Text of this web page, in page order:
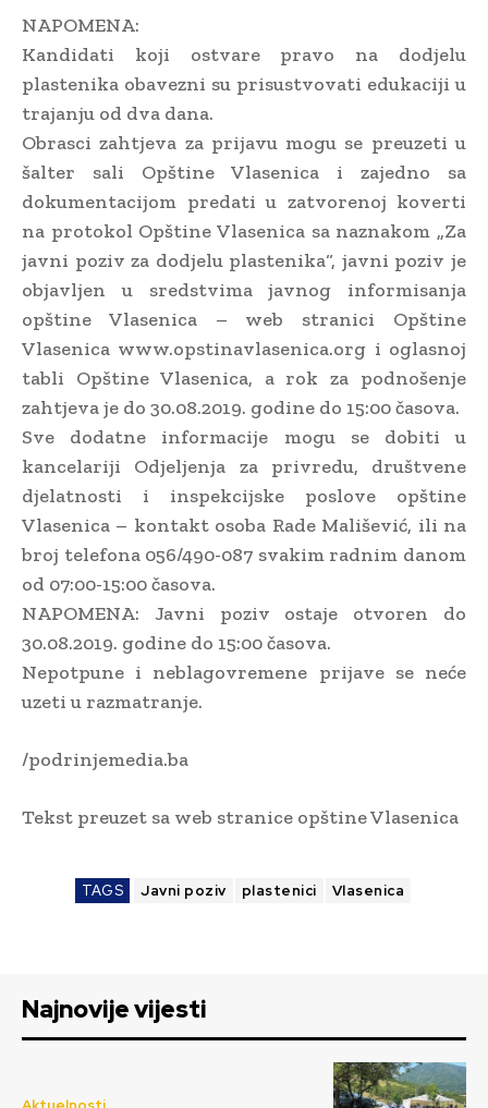
NAPOMENA:
Kandidati koji ostvare pravo na dodjelu
plastenika obavezni su prisustvovati edukaciji u
trajanju od dva dana.
Obrasci zahtjeva za prijavu mogu se preuzeti u
šalter sali Opštine Vlasenica i zajedno sa
dokumentacijom predati u zatvorenoj koverti
na protokol Opštine Vlasenica sa naznakom „Za
javni poziv za dodjelu plastenika“, javni poziv je
objavljen u sredstvima javnog informisanja
opštine Vlasenica – web stranici Opštine
Vlasenica www.opstinavlasenica.org i oglasnoj
tabli Opštine Vlasenica, a rok za podnošenje
zahtjeva je do 30.08.2019. godine do 15:00 časova.
Sve dodatne informacije mogu se dobiti u
kancelariji Odjeljenja za privredu, društvene
djelatnosti i inspekcijske poslove opštine
Vlasenica – kontakt osoba Rade Mališević, ili na
broj telefona 056/490-087 svakim radnim danom
od 07:00-15:00 časova.
NAPOMENA: Javni poziv ostaje otvoren do
30.08.2019. godine do 15:00 časova.
Nepotpune i neblagovremene prijave se neće
uzeti u razmatranje.
/podrinjemedia.ba
Tekst preuzet sa web stranice opštine Vlasenica
TAGS Javni poziv plastenici Vlasenica
Najnovije vijesti